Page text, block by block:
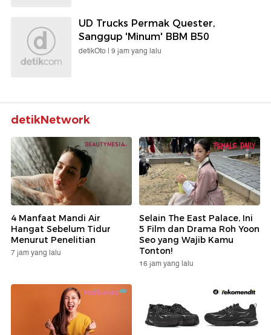
UD Trucks Permak Quester,
Sanggup 'Minum' BBM B50
detikOto | 9 jam yang lalu
detikNetwork
4 Manfaat Mandi Air
Hangat Sebelum Tidur
Menurut Penelitian
7 jam yang lalu
Selain The East Palace, Ini
5 Film dan Drama Roh Yoon
Seo yang Wajib Kamu
Tonton!
16 jam yang lalu